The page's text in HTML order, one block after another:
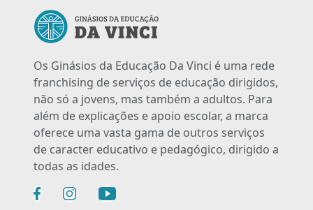
Os Ginásios da Educação Da Vinci é uma rede
franchising de serviços de educação dirigidos,
não só a jovens, mas também a adultos. Para
além de explicações e apoio escolar, a marca
oferece uma vasta gama de outros serviços
de caracter educativo e pedagógico, dirigido a
todas as idades.